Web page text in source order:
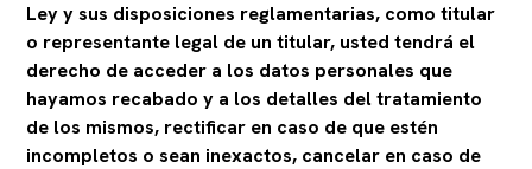
Ley y sus disposiciones reglamentarias, como titular
o representante legal de un titular, usted tendrá el
derecho de acceder a los datos personales que
hayamos recabado y a los detalles del tratamiento
de los mismos, rectificar en caso de que estén
incompletos o sean inexactos, cancelar en caso de